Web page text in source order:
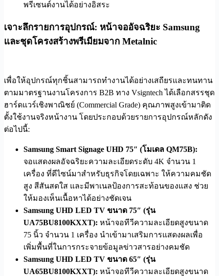
พรีเซนต์งานได้อย่างอิสระ
เจาะลึกรายการอุปกรณ์: หน้าจออัจฉริยะ Samsung
และชุดโครงสร้างพรีเมียมจาก Metalnic
เพื่อให้อุปกรณ์ทุกชิ้นสามารถทำงานได้อย่างเสถียรและทนทาน
ตามมาตรฐานงานโครงการ B2B ทาง Vsigntech ได้เลือกสรรชุด
ฮาร์ดแวร์เชิงพาณิชย์ (Commercial Grade) คุณภาพสูงเข้ามาติด
ตั้งใช้งานจริงหน้างาน โดยประกอบด้วยรายการอุปกรณ์หลักดัง
ต่อไปนี้:
Samsung Smart Signage UHD 75″ (โมเดล QM75B):
จอแสดงผลอัจฉริยะความละเอียดระดับ 4K จำนวน 1
เครื่อง ที่ดีไซน์มาสำหรับธุรกิจโดยเฉพาะ ให้ความคมชัด
สูง สีสันสดใส และมีพาเนลป้องการสะท้อนของแสง ช่วย
ให้มองเห็นเนื้อหาได้อย่างชัดเจน
Samsung UHD LED TV ขนาด 75″ (รุ่น
UA75BU8100KXXT): หน้าจอทีวีความละเอียดสูงขนาด
75 นิ้ว จำนวน 1 เครื่อง นำเข้ามาเสริมการแสดงผลเพื่อ
เพิ่มพื้นที่ในการกระจายข้อมูลข่าวสารอย่างคมชัด
Samsung UHD LED TV ขนาด 65″ (รุ่น
UA65BU8100KXXT): หน้าจอทีวีความละเอียดสูงขนาด